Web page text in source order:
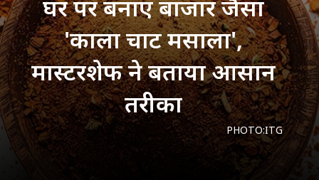
घर पर बनाए बाजार जैसा
'काला चाट मसाला',
मास्टरशेफ ने बताया आसान
तरीका
PHOTO:ITG